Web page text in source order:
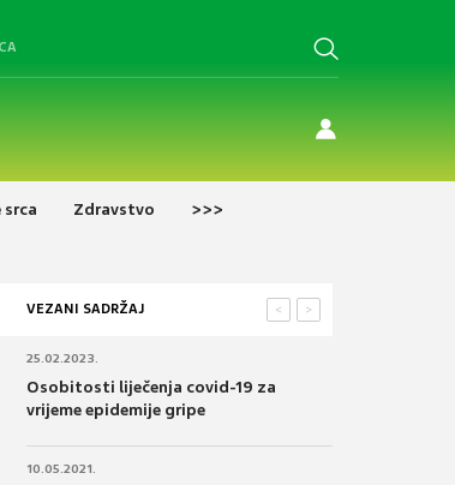
Zdravstvo >>>
VEZANI SADRŽAJ >
<
25.02.2023.
Osobitosti liječenja covid-19 za
vrijeme epidemije gripe
10.05.2021.